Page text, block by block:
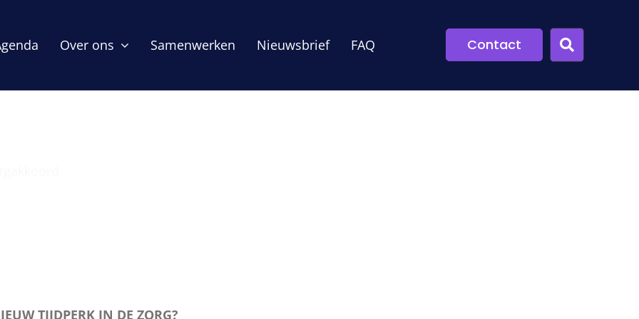
Over ons Samenwerken Nieuwsbrief FAQ Contact
TIJDPERK IN DE ZORG?